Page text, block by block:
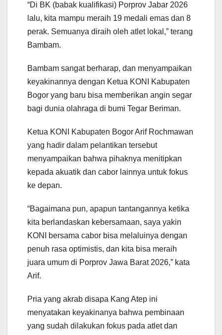
“Di BK (babak kualifikasi) Porprov Jabar 2026
lalu, kita mampu meraih 19 medali emas dan 8
perak. Semuanya diraih oleh atlet lokal,” terang
Bambam.
Bambam sangat berharap, dan menyampaikan
keyakinannya dengan Ketua KONI Kabupaten
Bogor yang baru bisa memberikan angin segar
bagi dunia olahraga di bumi Tegar Beriman.
Ketua KONI Kabupaten Bogor Arif Rochmawan
yang hadir dalam pelantikan tersebut
menyampaikan bahwa pihaknya menitipkan
kepada akuatik dan cabor lainnya untuk fokus
ke depan.
“Bagaimana pun, apapun tantangannya ketika
kita berlandaskan kebersamaan, saya yakin
KONI bersama cabor bisa melaluinya dengan
penuh rasa optimistis, dan kita bisa meraih
juara umum di Porprov Jawa Barat 2026,” kata
Arif.
Pria yang akrab disapa Kang Atep ini
menyatakan keyakinanya bahwa pembinaan
yang sudah dilakukan fokus pada atlet dan